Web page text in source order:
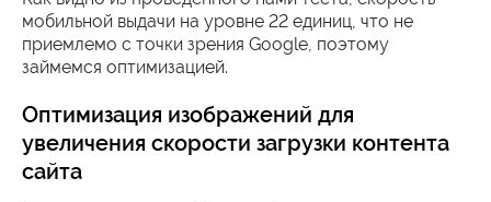
мобильной выдачи на уровне 22 единиц, что не
приемлемо с точки зрения Google, поэтому
займемся оптимизацией.
Оптимизация изображений для
увеличения скорости загрузки контента
сайта